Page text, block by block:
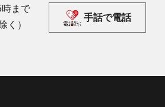
まで
く）
手話で電話